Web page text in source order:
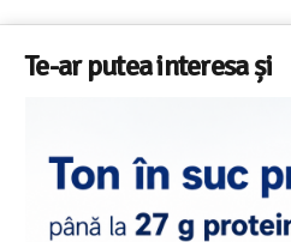
Te-ar putea interesa și